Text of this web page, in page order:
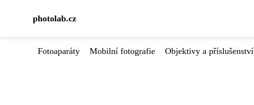
photolab.cz
Fotoaparáty Mobilní fotografie Objektivy a příslušenství